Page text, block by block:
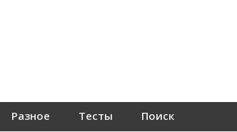
Разное Тесты Поиск